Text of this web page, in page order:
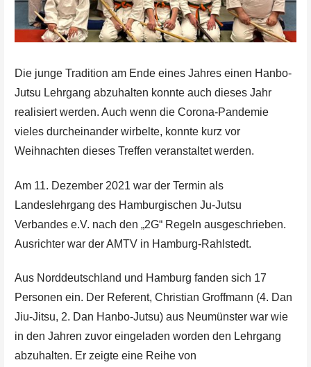
Die junge Tradition am Ende eines Jahres einen Hanbo-
Jutsu Lehrgang abzuhalten konnte auch dieses Jahr
realisiert werden. Auch wenn die Corona-Pandemie
vieles durcheinander wirbelte, konnte kurz vor
Weihnachten dieses Treffen veranstaltet werden.
Am 11. Dezember 2021 war der Termin als
Landeslehrgang des Hamburgischen Ju-Jutsu
Verbandes e.V. nach den „2G“ Regeln ausgeschrieben.
Ausrichter war der AMTV in Hamburg-Rahlstedt.
Aus Norddeutschland und Hamburg fanden sich 17
Personen ein. Der Referent, Christian Groffmann (4. Dan
Jiu-Jitsu, 2. Dan Hanbo-Jutsu) aus Neumünster war wie
in den Jahren zuvor eingeladen worden den Lehrgang
abzuhalten. Er zeigte eine Reihe von